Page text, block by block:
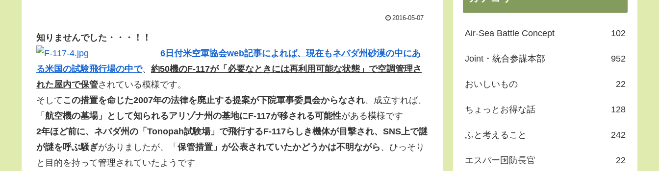
2016-05-07
知りませんでした・・・！！
6日付米空軍協会web記事によれば、現在もネバダ州砂漠の中にあ
る米国の試験飛行場の中で、 約50機のF-117が「必要なときには再利用可能な状態」で空調管理さ
れた屋内で保管されている模様です。
そして この措置を命じた2007年の法律を廃止する提案が下院軍事委員会からなされ、成立すれば、
「 航空機の墓場」として知られるアリゾナ州の基地にF-117が移される可能性がある模様です
2年ほど前に、ネバダ州の「Tonopah試験場」で飛行するF-117らしき機体が目撃され、SNS上で謎
が謎を呼ぶ騒ぎがありましたが、「 保管措置」が公表されていたかどうかは不明ながら 、ひっそり
と目的を持って管理されていたようです
Air-Sea Battle Concept 102
Joint・統合参謀本部 952
おいしいもの 22
ちょっとお得な話 128
ふと考えること 242
エスパー国防長官 22